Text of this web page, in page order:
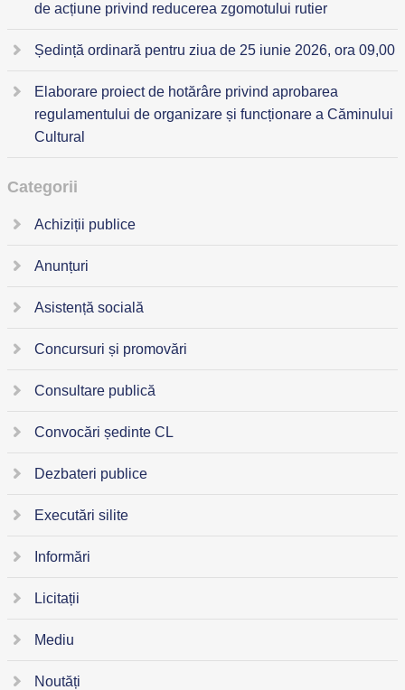
de acțiune privind reducerea zgomotului rutier
Ședință ordinară pentru ziua de 25 iunie 2026, ora 09,00
Elaborare proiect de hotărâre privind aprobarea
regulamentului de organizare și funcționare a Căminului
Cultural
Categorii
Achiziții publice
Anunțuri
Asistență socială
Concursuri și promovări
Consultare publică
Convocări ședinte CL
Dezbateri publice
Executări silite
Informări
Licitații
Mediu
Noutăți